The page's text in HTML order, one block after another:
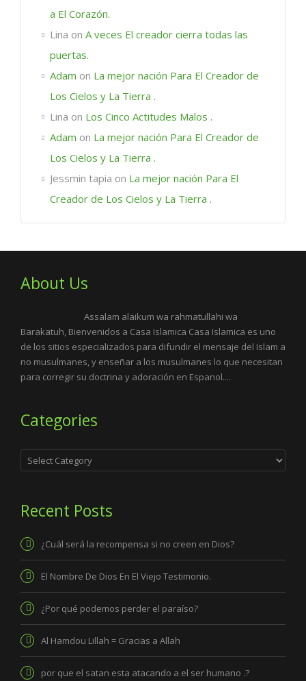
a El Corazón.
Lina on A veces El creador cierra todas las
puertas.
Adam on La mejor nación Para El Creador de
Los Cielos y La Tierra .
Lina on Los Cinco Actitudes Malos .
Adam on La mejor nación Para El Creador de
Los Cielos y La Tierra .
Jessmin tapia on La mejor nación Para El
Creador de Los Cielos y La Tierra .
About Us
Assalam alaikum wa rahmatullahi wa
Barakatuh, Bienvenidos a Casa Islamica Casa Islamica es uno
de los sitios especializados para difundir el mensaje del Islam a
no musulmanes, y enseñar a los musulmanes lo que necesitan
para corregir su doctrina y adoración en Espanol....
Categories
Categories
Recent Posts
¿Cuál será la recompensa si no creen en Dios?
El Nombre De Dios En El Viejo Testimonio.
¿Por qué podemos perder el paraíso?
Al Hamdou Lillah = Gracias a Allah
por que el satan esta atacando a el ser humano .?